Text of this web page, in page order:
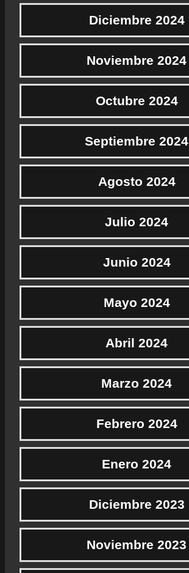
Diciembre 2024
Noviembre 2024
Octubre 2024
Septiembre 2024
Agosto 2024
Julio 2024
Junio 2024
Mayo 2024
Abril 2024
Marzo 2024
Febrero 2024
Enero 2024
Diciembre 2023
Noviembre 2023